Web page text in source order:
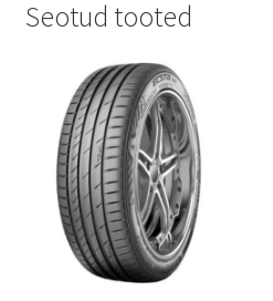
Seotud tooted